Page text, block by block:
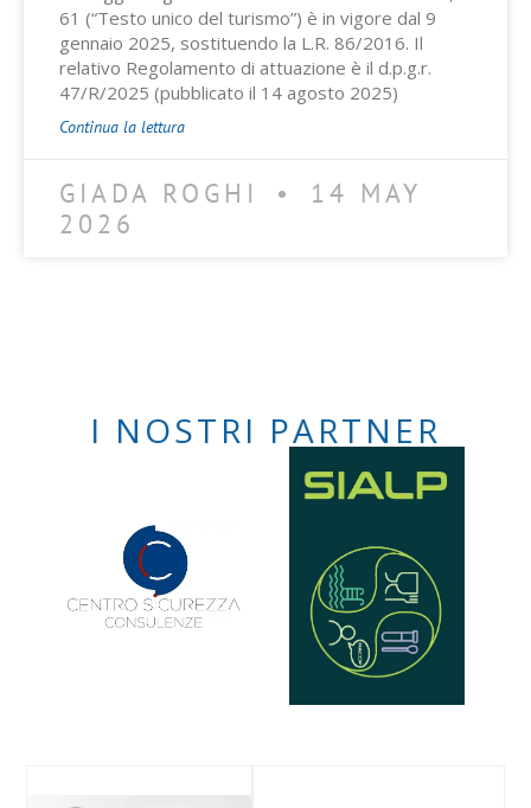
61 (“Testo unico del turismo”) è in vigore dal 9
gennaio 2025, sostituendo la L.R. 86/2016. Il
relativo Regolamento di attuazione è il d.p.g.r.
47/R/2025 (pubblicato il 14 agosto 2025)
Continua la lettura
GIADA ROGHI
14 MAY
2026
I NOSTRI PARTNER